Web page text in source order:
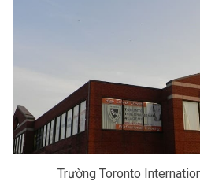
Trường Toronto